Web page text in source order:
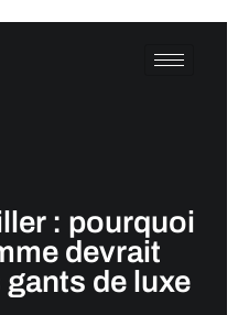
: pourquoi
devrait
de luxe